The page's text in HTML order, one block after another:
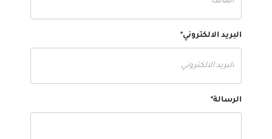
البريد الالكتروني*
الرسالة*